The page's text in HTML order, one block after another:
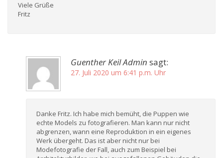
Viele Grüße
Fritz
Guenther Keil Admin sagt:
27. Juli 2020 um 6:41 p.m. Uhr
Danke Fritz. Ich habe mich bemüht, die Puppen wie
echte Models zu fotografieren. Man kann nur nicht
abgrenzen, wann eine Reproduktion in ein eigenes
Werk übergeht. Das ist aber nicht nur bei
Modefotografie der Fall, auch zum Beispiel bei